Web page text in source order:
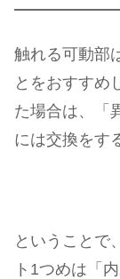
触れる可動部
とをおすすめ
た場合は、「
には交換をす
ということで
ト1つめは「